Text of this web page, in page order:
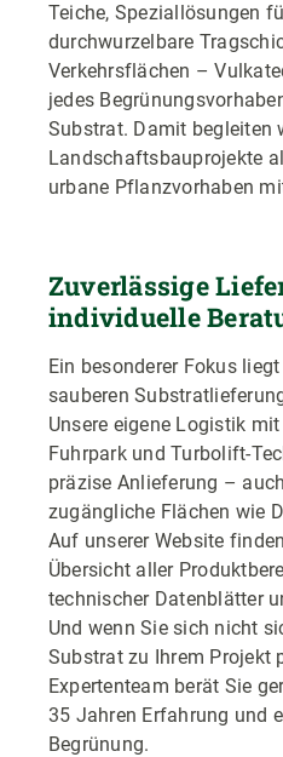
Teiche, Speziallösungen
durchwurzelbare
Verkehrsflächen –
jedes
Substrat. Damit
Landschaftsbauprojekte
urbane Pflanzvorhaben
Zuverlässige
individuelle
Ein besonderer Fokus
sauberen
Unsere eigene Logistik
Fuhrpark und Turbolift-
präzise Anlieferung –
zugängliche Flächen wie
Auf unserer Website
Übersicht aller
technischer Datenblätter
Und wenn Sie sich nicht
Substrat zu Ihrem Projekt
Expertenteam berät Sie
35 Jahren Erfahrung und
Begrünung.